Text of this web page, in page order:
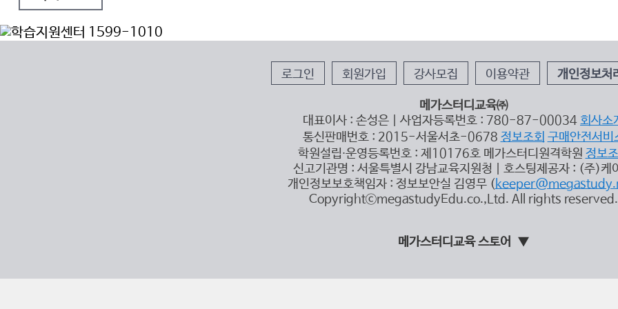
로그인 회원가입 강사모집 이용약관 개인정보처
메가스터디교육㈜
대표이사 : 손성은 | 사업자등록번호 : 780-87-00034 회사소
통신판매번호 : 2015-서울서초-0678 정보조회 구매안전서비
학원설립∙운영등록번호 : 제10176호 메가스터디원격학원 정보
신고기관명 : 서울특별시 강남교육지원청 | 호스팅제공자 : (주)케
개인정보보호책임자 : 정보보안실 김영무 (
CopyrightⓒmegastudyEdu.co.,Ltd. All rights reserved.
메가스터디교육 스토어